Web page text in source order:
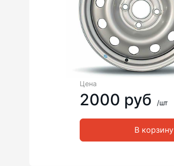
Цена
2000 руб /шт
В корзину